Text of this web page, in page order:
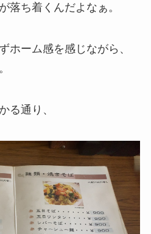
落ち着くんだよなぁ。
ホーム感を感じながら、
る通り、